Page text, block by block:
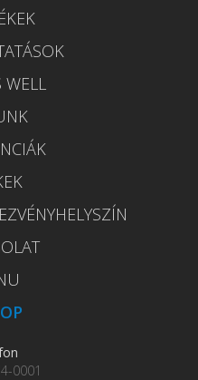
WELL
0001